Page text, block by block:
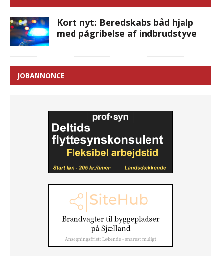
Kort nyt: Beredskabs båd hjalp
med pågribelse af indbrudstyve
JOBANNONCE